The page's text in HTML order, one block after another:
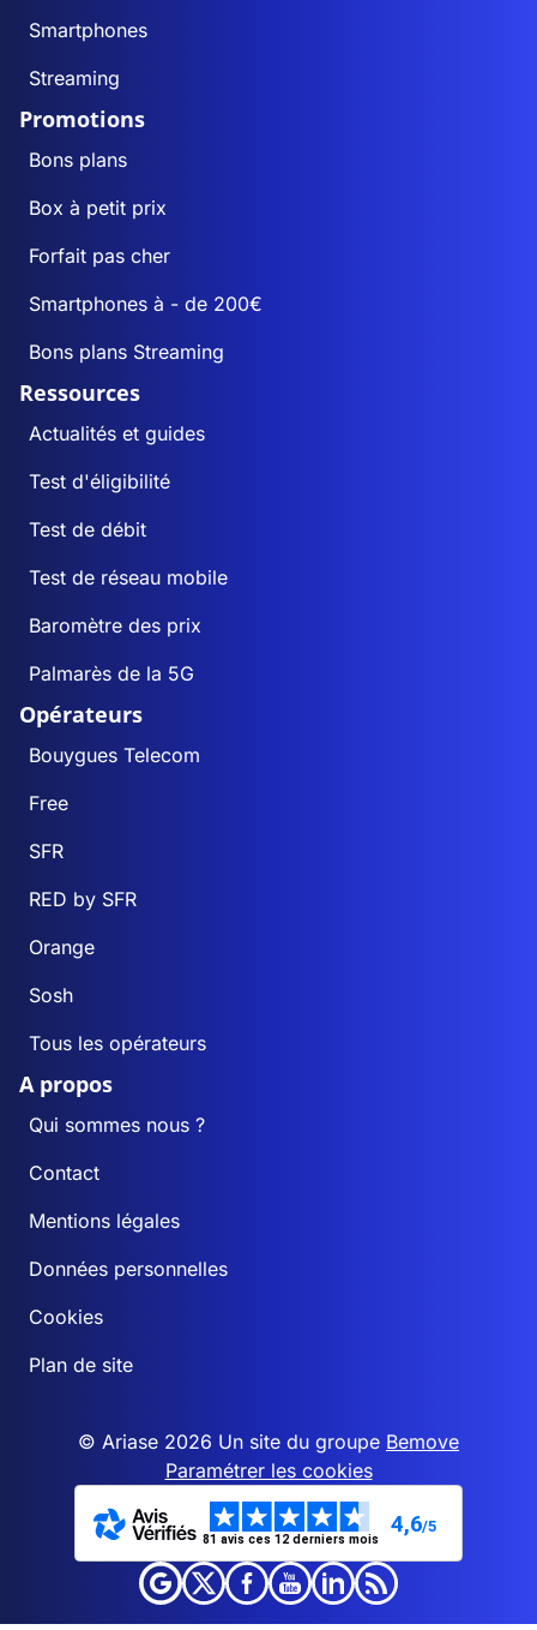
Smartphones
Streaming
Promotions
Bons plans
Box à petit prix
Forfait pas cher
Smartphones à - de 200€
Bons plans Streaming
Ressources
Actualités et guides
Test d'éligibilité
Test de débit
Test de réseau mobile
Baromètre des prix
Palmarès de la 5G
Opérateurs
Bouygues Telecom
Free
SFR
RED by SFR
Orange
Sosh
Tous les opérateurs
A propos
Qui sommes nous ?
Contact
Mentions légales
Données personnelles
Cookies
Plan de site
© Ariase 2026 Un site du groupe Bemove
Paramétrer les cookies
81 avis ces 12 derniers mois
4,6/5